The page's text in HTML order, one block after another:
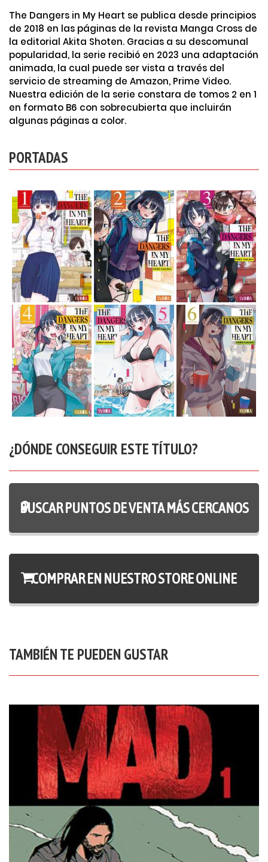
The Dangers in My Heart se publica desde principios
de 2018 en las páginas de la revista Manga Cross de
la editorial Akita Shoten. Gracias a su descomunal
popularidad, la serie recibió en 2023 una adaptación
animada, la cual puede ser vista a través del
servicio de streaming de Amazon, Prime Video.
Nuestra edición de la serie constara de tomos 2 en 1
en formato B6 con sobrecubierta que incluirán
algunas páginas a color.
PORTADAS
¿DÓNDE CONSEGUIR ESTE TÍTULO?
BUSCAR PUNTOS DE VENTA MÁS CERCANOS
COMPRAR EN NUESTRO STORE ONLINE
TAMBIÉN TE PUEDEN GUSTAR